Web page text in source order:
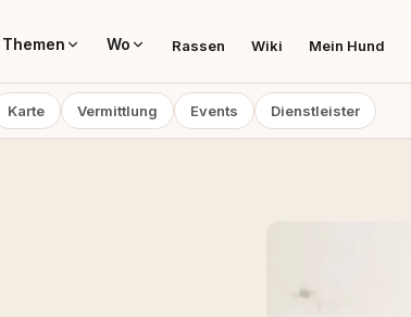
Themen Wo Rassen Wiki Mein Hund
Karte Vermittlung Events Dienstleister